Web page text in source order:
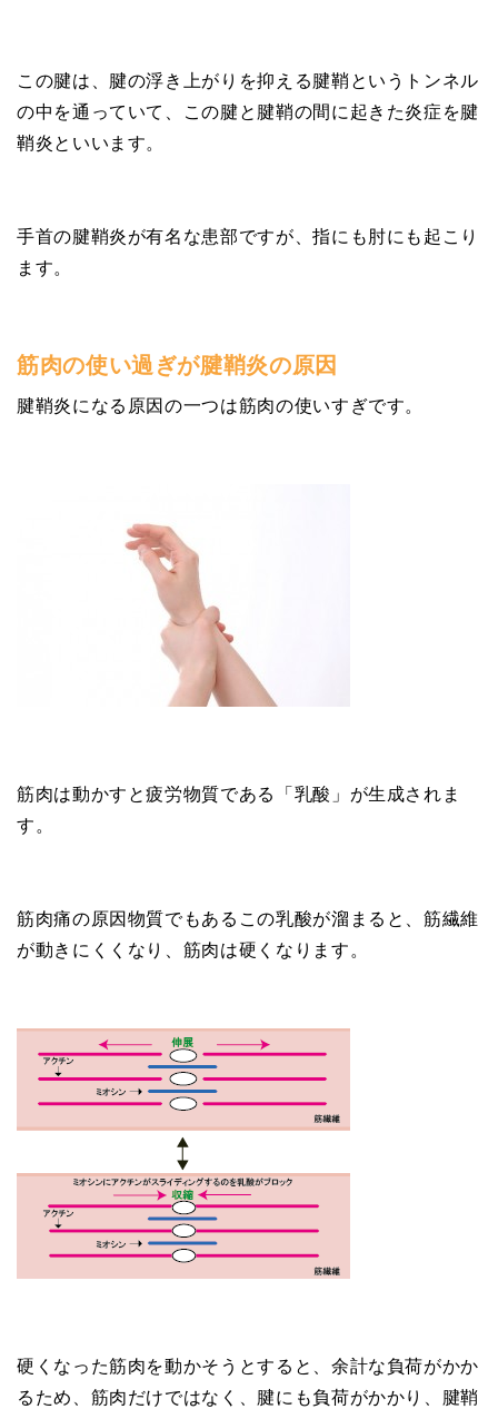
この腱は、腱の浮き上がりを抑える腱鞘というトンネル
の中を通っていて、この腱と腱鞘の間に起きた炎症を腱
鞘炎といいます。
手首の腱鞘炎が有名な患部ですが、指にも肘にも起こり
ます。
筋肉の使い過ぎが腱鞘炎の原因
腱鞘炎になる原因の一つは筋肉の使いすぎです。
筋肉は動かすと疲労物質である「乳酸」が生成されま
す。
筋肉痛の原因物質でもあるこの乳酸が溜まると、筋繊維
が動きにくくなり、筋肉は硬くなります。
硬くなった筋肉を動かそうとすると、余計な負荷がかか
るため、筋肉だけではなく、腱にも負荷がかかり、腱鞘